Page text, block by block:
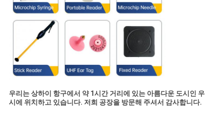
우리는 상하이 항구에서 약 1시간 거리에 있는 아름다운 도시인 우
시에 위치하고 있습니다. 저희 공장을 방문해 주셔서 감사합니다.